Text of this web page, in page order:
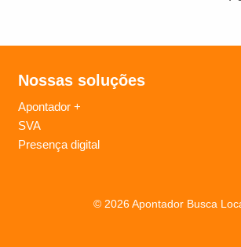
Nossas soluções
Apontador +
SVA
Presença digital
© 2026 Apontador Busca